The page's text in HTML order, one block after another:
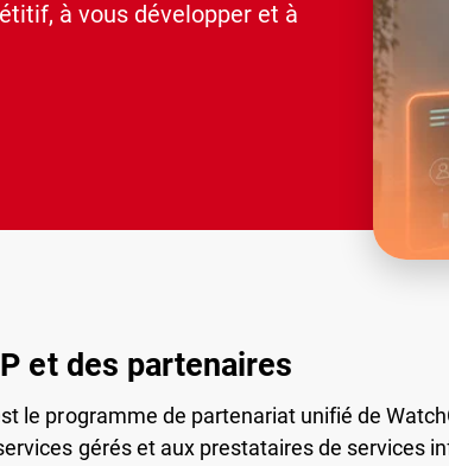
à vous développer et à
et des partenaires
le programme de partenariat unifié de
gérés et aux prestataires de services